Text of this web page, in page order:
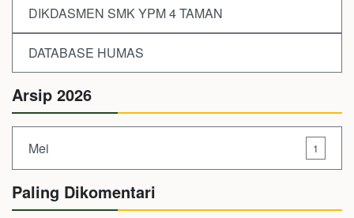
DIKDASMEN SMK YPM 4 TAMAN
DATABASE HUMAS
Arsip 2026
Mei 1
Paling Dikomentari